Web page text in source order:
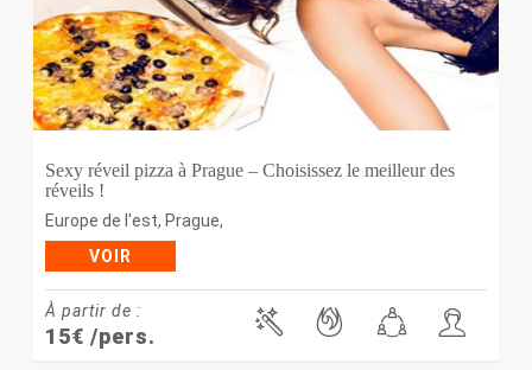
Sexy réveil pizza à Prague – Choisissez le meilleur des
réveils !
Europe de l'est, Prague,
VOIR
À partir de :
15€ /pers.